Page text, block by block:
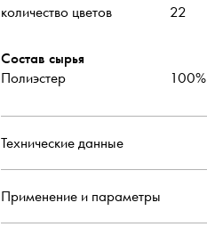
количество цветов
22
Состав сырья
Полиэстер 100%
Технические данные
Применение и параметры